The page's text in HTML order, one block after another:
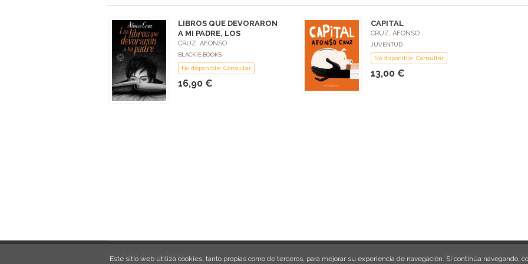
LIBROS QUE DEVORARON
A MI PADRE, LOS
CRUZ, AFONSO
BLACKIE BOOKS
No disponible: Consultar
16,90 €
CAPITAL
CRUZ, AFONSO
JUVENTUD
No disponible: Consultar
13,00 €
Protección de datos
2026 © Librería Séneca
Este sitio web utiliza cookies, tanto propias como de terceros, para mejorar su experiencia de navegación. Si continúa navegando,